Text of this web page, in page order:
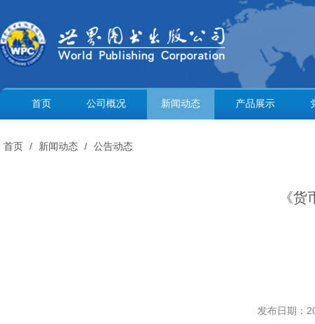
首页 公司概况 新闻动态 产品展示
首页 / 新闻动态 / 公告动态
《
发布日期：